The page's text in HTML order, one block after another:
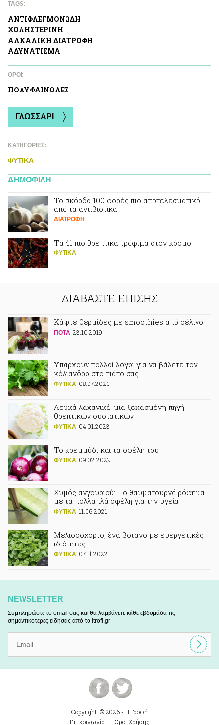
TAGS:
ΑΝΤΙΦΛΕΓΜΟΝΩΔΗ
ΧΟΛΗΣΤΕΡΙΝΗ
ΑΛΚΑΛΙΚΗ ΔΙΑΤΡΟΦΗ
ΑΔΥΝAΤΙΣΜΑ
ΌΡΟΙ:
ΠΟΛΥΦΑΙΝΟΛΕΣ
ΓΛΩΣΣΑΡΙ
ΚΑΤΗΓΟΡΙΕΣ:
ΦΥΤΙΚA
ΔΗΜΟΦΙΛΗ
Το σκόρδο 100 φορές πιο αποτελεσματικό
από τα αντιβιοτικά
ΔΙΑΤΡΟΦΗ
Tα 41 πιο θρεπτικά τρόφιμα στον κόσμο!
ΦΥΤΙΚA
ΔΙΑΒΑΣΤΕ ΕΠΙΣΗΣ
Κάψτε θερμίδες με smoothies από σέλινο!
ΠΟΤA 23.10.2019
Υπάρχουν πολλοί λόγοι για να βάλετε τον
κόλιανδρο στο πιάτο σας
ΦΥΤΙΚA 08.07.2020
Λευκά λαχανικά: μια ξεχασμένη πηγή
θρεπτικών συστατικών
ΦΥΤΙΚA 04.01.2023
Το κρεμμύδι και τα οφέλη του
ΦΥΤΙΚA 09.02.2022
Χυμός αγγουριού: Tο θαυματουργό ρόφημα
με τα πολλαπλά οφέλη για την υγεία
ΦΥΤΙΚA 11.06.2021
Μελισσόχορτο, ένα βότανο με ευεργετικές
ιδιότητες
ΦΥΤΙΚA 07.11.2022
NEWSLETTER
Συμπληρώστε το email σας και θα λαμβάνετε κάθε εβδομάδα τις
σημαντικότερες ειδήσεις από το itrofi.gr
Copyright: © 2026 - Η Τροφή
Επικοινωνία
Όροι Χρήσης